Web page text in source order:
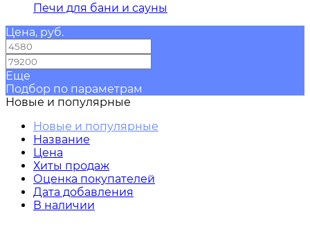
Печи для бани и сауны
Цена, руб.
Еще
Подбор по параметрам
Новые и популярные
Новые и популярные
Название
Цена
Хиты продаж
Оценка покупателей
Дата добавления
В наличии